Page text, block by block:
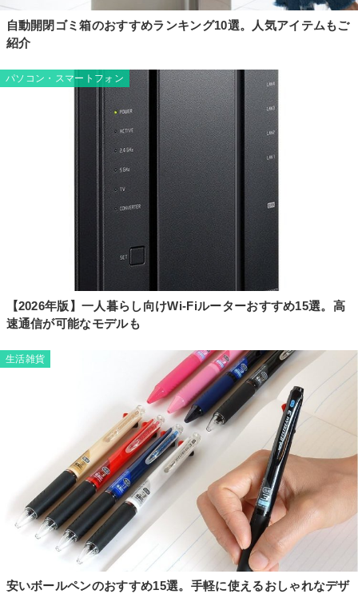
自動開閉ゴミ箱のおすすめランキング10選。人気アイテムもご
紹介
パソコン・スマートフォン
【2026年版】一人暮らし向けWi-Fiルーターおすすめ15選。高
速通信が可能なモデルも
生活雑貨
安いボールペンのおすすめ15選。手軽に使えるおしゃれなデザ